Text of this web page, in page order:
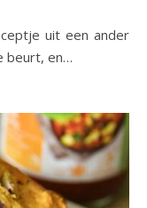
beurt, en…